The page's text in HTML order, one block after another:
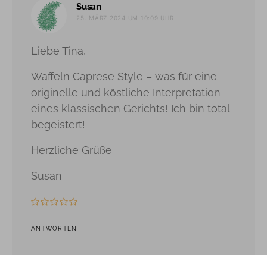
Susan
25. MÄRZ 2024 UM 10:09 UHR
Liebe Tina,
Waffeln Caprese Style – was für eine
originelle und köstliche Interpretation
eines klassischen Gerichts! Ich bin total
begeistert!
Herzliche Grüße
Susan
ANTWORTEN